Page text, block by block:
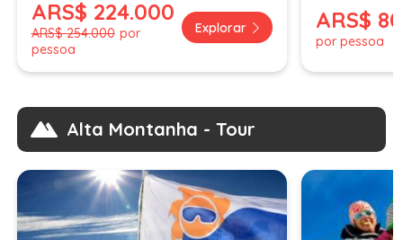
ARS$ 224.000
ARS$ 254.000 por
pessoa
Explorar ARS$
por pessoa
Alta Montanha - Tour